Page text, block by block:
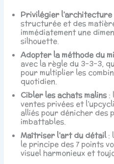
Privilégier l’architecture
structurée et des
immédiatement une
silhouette.
Adopter la méthode du
avec la règle du 3-3-3,
pour multiplier les
quotidien.
Cibler les achats malins :
ventes privées et
alliés pour dénicher des
imbattables.
Maîtriser l’art du détail:
le principe des 7 points
visuel harmonieux et